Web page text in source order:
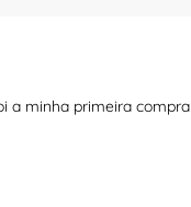
a minha primeira